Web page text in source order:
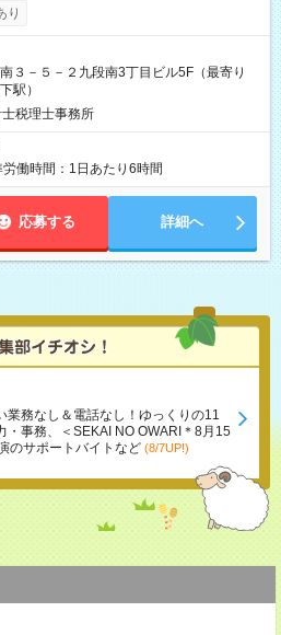
用形態、給与は本採用時と同じです。
り
３－５－２九段南3丁目ビル5F（最寄り
駅）
税理士事務所
働時間：1日あたり6時間
応募する 詳細へ
業務なし＆電話なし！ゆっくりの11
・事務、＜SEKAI NO OWARI＊8月15
のサポートバイトなど (8/7UP!)